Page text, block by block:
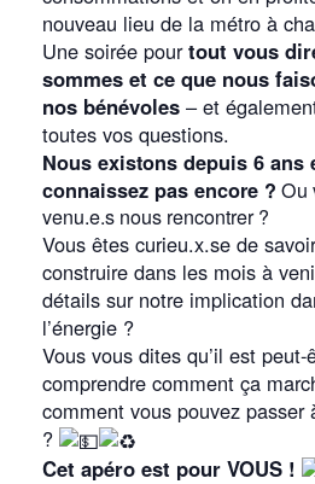
nouveau lieu de la métro à
Une soirée pourtout vous
sommes et ce que nous
nos bénévoles – et
toutes vos questions.
Nous existons depuis 6 ans
connaissez pas encore ? Ou
venu.e.s nous rencontrer ?
Vous êtes curieu.x.se de
construire dans les mois à
détails sur notre implication
l’énergie ?
Vous vous dites qu’il est
comprendre comment ça
comment vous pouvez passer
?
Cet apéro est pour VOUS !